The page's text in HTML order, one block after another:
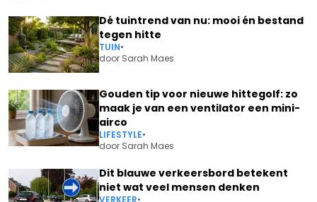
Dé tuintrend van nu: mooi én bestand
tegen hitte
TUIN•
door Sarah Maes
Gouden tip voor nieuwe hittegolf: zo
maak je van een ventilator een mini-
airco
LIFESTYLE•
door Sarah Maes
Dit blauwe verkeersbord betekent
niet wat veel mensen denken
VERKEER•